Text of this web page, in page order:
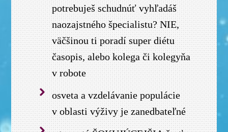
potrebuješ schudnúť vyhľadáš
naozajstného špecialistu? NIE,
väčšinou ti poradí super diétu
časopis, alebo kolega či kolegyňa
v robote
osveta a vzdelávanie populácie
v oblasti výživy je zanedbateľné